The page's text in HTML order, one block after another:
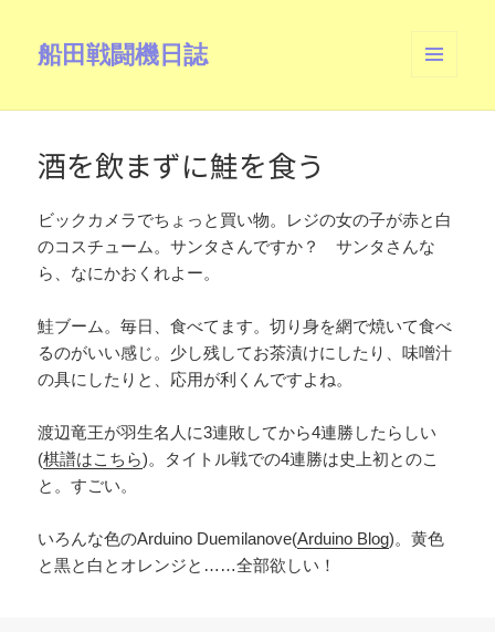
船田戦闘機日誌
ーとウ
酒を飲まずに鮭を食う
ビックカメラでちょっと買い物。レジの女の子が赤と白
のコスチューム。サンタさんですか？ サンタさんな
ら、なにかおくれよー。
鮭ブーム。毎日、食べてます。切り身を網で焼いて食べ
るのがいい感じ。少し残してお茶漬けにしたり、味噌汁
の具にしたりと、応用が利くんですよね。
渡辺竜王が羽生名人に3連敗してから4連勝したらしい
(棋譜はこちら)。タイトル戦での4連勝は史上初とのこ
と。すごい。
いろんな色のArduino Duemilanove(Arduino Blog)。黄色
と黒と白とオレンジと……全部欲しい！